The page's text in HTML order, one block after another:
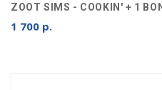
ZOOT SIMS - COOKIN' + 1
1 700 р.